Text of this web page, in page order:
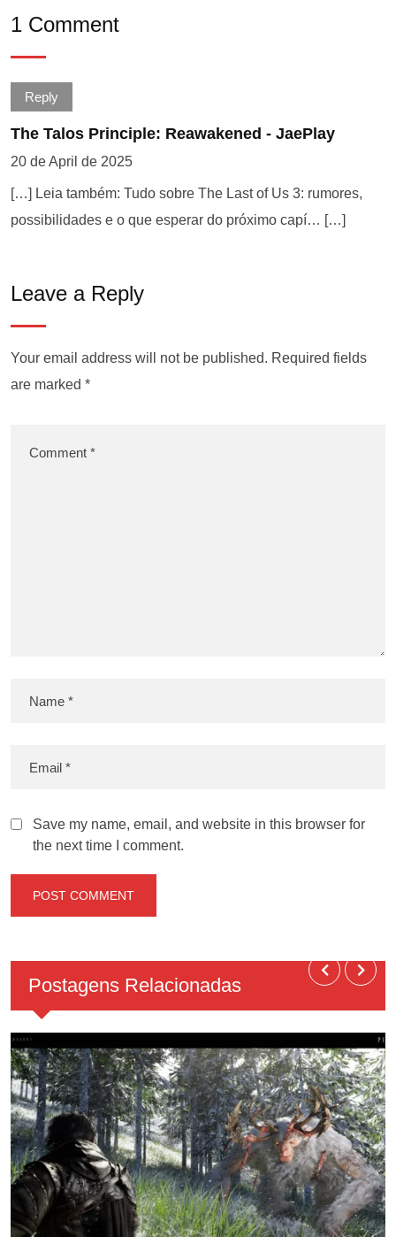
1 Comment
Reply
The Talos Principle: Reawakened - JaePlay
20 de April de 2025
[…] Leia também: Tudo sobre The Last of Us 3: rumores,
possibilidades e o que esperar do próximo capí… […]
Leave a Reply
Your email address will not be published. Required fields
are marked *
Save my name, email, and website in this browser for
the next time I comment.
Postagens Relacionadas